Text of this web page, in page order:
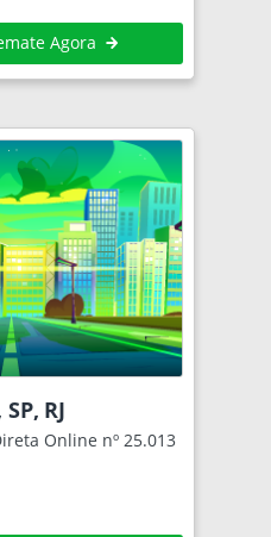
Agora
RJ
Online nº 25.013